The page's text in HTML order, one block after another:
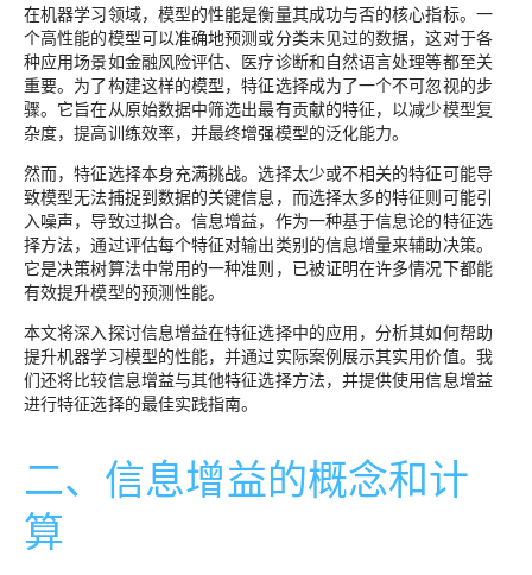
在机器学习领域，模型的性能是衡量其成功与否的核心指标。一
个高性能的模型可以准确地预测或分类未见过的数据，这对于各
种应用场景如金融风险评估、医疗诊断和自然语言处理等都至关
重要。为了构建这样的模型，特征选择成为了一个不可忽视的步
骤。它旨在从原始数据中筛选出最有贡献的特征，以减少模型复
杂度，提高训练效率，并最终增强模型的泛化能力。
然而，特征选择本身充满挑战。选择太少或不相关的特征可能导
致模型无法捕捉到数据的关键信息，而选择太多的特征则可能引
入噪声，导致过拟合。信息增益，作为一种基于信息论的特征选
择方法，通过评估每个特征对输出类别的信息增量来辅助决策。
它是决策树算法中常用的一种准则，已被证明在许多情况下都能
有效提升模型的预测性能。
本文将深入探讨信息增益在特征选择中的应用，分析其如何帮助
提升机器学习模型的性能，并通过实际案例展示其实用价值。我
们还将比较信息增益与其他特征选择方法，并提供使用信息增益
进行特征选择的最佳实践指南。
二、信息增益的概念和计
算